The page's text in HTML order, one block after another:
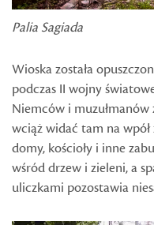
Palia Sagiada
Wioska została
podczas II wojny
Niemców i muzułmanów
wciąż widać tam na
domy, kościoły i inne
wśród drzew i zieleni, a
uliczkami pozostawia